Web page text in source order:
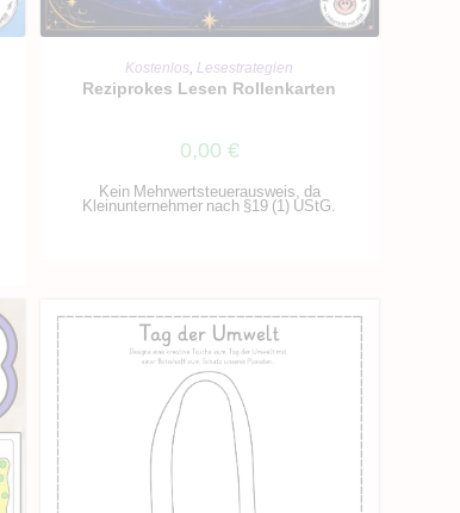
IN DEN WARENKORB
Kostenlos,Lesestrategien
Reziprokes Lesen Rollenkarten
0,00 €
Kein Mehrwertsteuerausweis, da
Kleinunternehmer nach §19 (1) UStG.